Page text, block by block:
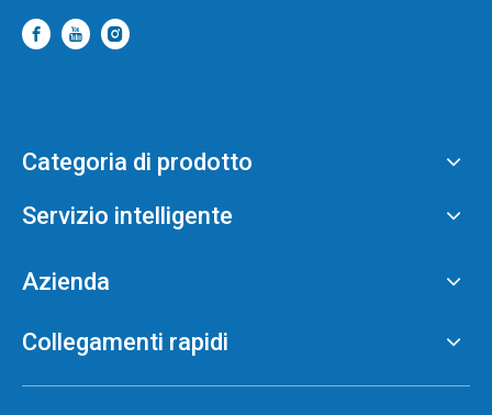
Categoria di prodotto
Servizio intelligente
Azienda
Collegamenti rapidi